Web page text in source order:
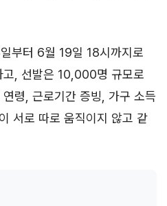
부터 6월 19일 18시까지로
고, 선발은 10,000명 규모로
령, 근로기간 증빙, 가구 소득
서로 따로 움직이지 않고 같